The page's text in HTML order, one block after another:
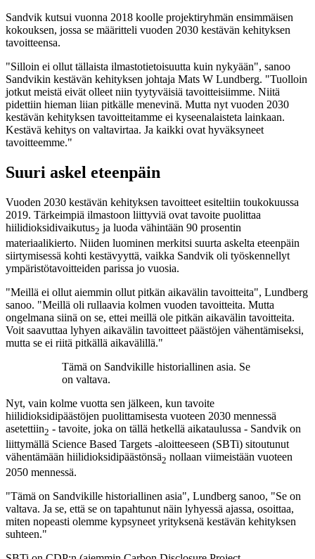
Sandvik kutsui vuonna 2018 koolle projektiryhmän ensimmäisen
kokouksen, jossa se määritteli vuoden 2030 kestävän kehityksen
tavoitteensa.
"Silloin ei ollut tällaista ilmastotietoisuutta kuin nykyään", sanoo
Sandvikin kestävän kehityksen johtaja Mats W Lundberg. "Tuolloin
jotkut meistä eivät olleet niin tyytyväisiä tavoitteisiimme. Niitä
pidettiin hieman liian pitkälle menevinä. Mutta nyt vuoden 2030
kestävän kehityksen tavoitteitamme ei kyseenalaisteta lainkaan.
Kestävä kehitys on valtavirtaa. Ja kaikki ovat hyväksyneet
tavoitteemme."
Suuri askel eteenpäin
Vuoden 2030 kestävän kehityksen tavoitteet esiteltiin toukokuussa
2019. Tärkeimpiä ilmastoon liittyviä ovat tavoite puolittaa
hiilidioksidivaikutus2 ja luoda vähintään 90 prosentin
materiaalikierto. Niiden luominen merkitsi suurta askelta eteenpäin
siirtymisessä kohti kestävyyttä, vaikka Sandvik oli työskennellyt
ympäristötavoitteiden parissa jo vuosia.
"Meillä ei ollut aiemmin ollut pitkän aikavälin tavoitteita", Lundberg
sanoo. "Meillä oli rullaavia kolmen vuoden tavoitteita. Mutta
ongelmana siinä on se, ettei meillä ole pitkän aikavälin tavoitteita.
Voit saavuttaa lyhyen aikavälin tavoitteet päästöjen vähentämiseksi,
mutta se ei riitä pitkällä aikavälillä."
Tämä on Sandvikille historiallinen asia. Se
on valtava.
Nyt, vain kolme vuotta sen jälkeen, kun tavoite
hiilidioksidipäästöjen puolittamisesta vuoteen 2030 mennessä
asetettiin2 - tavoite, joka on tällä hetkellä aikataulussa - Sandvik on
liittymällä Science Based Targets -aloitteeseen (SBTi) sitoutunut
vähentämään hiilidioksidipäästönsä2 nollaan viimeistään vuoteen
2050 mennessä.
"Tämä on Sandvikille historiallinen asia", Lundberg sanoo, "Se on
valtava. Ja se, että se on tapahtunut näin lyhyessä ajassa, osoittaa,
miten nopeasti olemme kypsyneet yrityksenä kestävän kehityksen
suhteen."